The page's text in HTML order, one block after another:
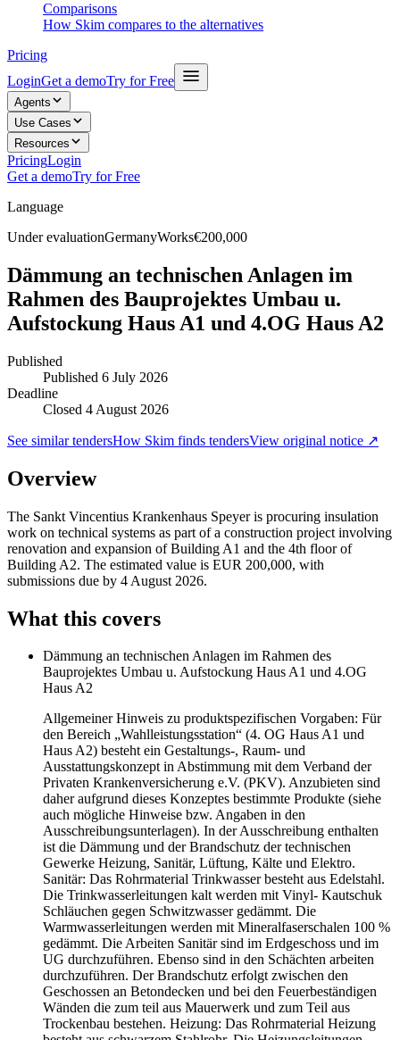
Comparisons
How Skim compares to the alternatives
Pricing
LoginGet a demoTry for Free
Agents
Use Cases
Resources
PricingLogin
Get a demoTry for Free
Language
Under evaluationGermanyWorks€200,000
Dämmung an technischen Anlagen im
Rahmen des Bauprojektes Umbau u.
Aufstockung Haus A1 und 4.OG Haus A2
Published
Published 6 July 2026
Deadline
Closed 4 August 2026
See similar tendersHow Skim finds tendersView original notice ↗
Overview
The Sankt Vincentius Krankenhaus Speyer is procuring insulation
work on technical systems as part of a construction project involving
renovation and expansion of Building A1 and the 4th floor of
Building A2. The estimated value is EUR 200,000, with
submissions due by 4 August 2026.
What this covers
Dämmung an technischen Anlagen im Rahmen des
Bauprojektes Umbau u. Aufstockung Haus A1 und 4.OG
Haus A2
Allgemeiner Hinweis zu produktspezifischen Vorgaben: Für
den Bereich „Wahlleistungsstation“ (4. OG Haus A1 und
Haus A2) besteht ein Gestaltungs-, Raum- und
Ausstattungskonzept in Abstimmung mit dem Verband der
Privaten Krankenversicherung e.V. (PKV). Anzubieten sind
daher aufgrund dieses Konzeptes bestimmte Produkte (siehe
auch mögliche Hinweise bzw. Angaben in den
Ausschreibungsunterlagen). In der Ausschreibung enthalten
ist die Dämmung und der Brandschutz der technischen
Gewerke Heizung, Sanitär, Lüftung, Kälte und Elektro.
Sanitär: Das Rohrmaterial Trinkwasser besteht aus Edelstahl.
Die Trinkwasserleitungen kalt werden mit Vinyl- Kautschuk
Schläuchen gegen Schwitzwasser gedämmt. Die
Warmwasserleitungen werden mit Mineralfaserschalen 100 %
gedämmt. Die Arbeiten Sanitär sind im Erdgeschoss und im
UG durchzuführen. Ebenso sind in den Schächten arbeiten
durchzuführen. Der Brandschutz erfolgt zwischen den
Geschossen an Betondecken und bei den Feuerbeständigen
Wänden die zum teil aus Mauerwerk und zum Teil aus
Trockenbau bestehen. Heizung: Das Rohrmaterial Heizung